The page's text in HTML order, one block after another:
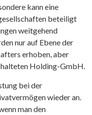
kann eine
beteiligt
weitgehend
nur auf Ebene der
erhoben, aber
Holding-GmbH.
bei der
wieder an.
man den